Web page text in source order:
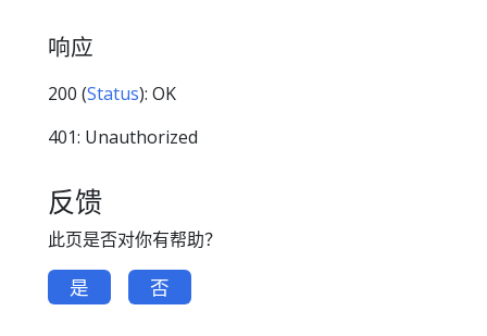
响应
200 (Status): OK
401: Unauthorized
反馈
此页是否对你有帮助？
是 否